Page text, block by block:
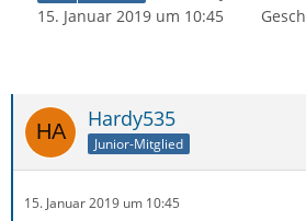
15. Januar 2019 um 10:45
Hardy535
Junior-Mitglied
15. Januar 2019 um 10:45